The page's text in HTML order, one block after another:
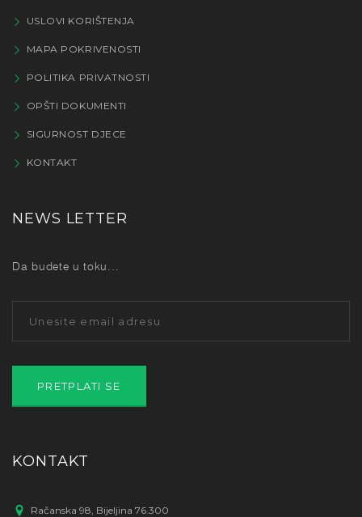
USLOVI KORIŠTENJA
MAPA POKRIVENOSTI
POLITIKA PRIVATNOSTI
OPŠTI DOKUMENTI
SIGURNOST DJECE
KONTAKT
NEWS LETTER
Da budete u toku...
KONTAKT
Račanska 98, Bijeljina 76.300